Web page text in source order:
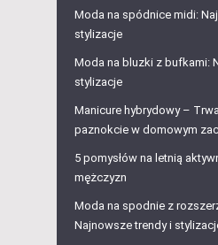
Moda na spódnice midi:
stylizacje
Moda na bluzki z bufkami:
stylizacje
Manicure hybrydowy –
paznokcie w domowym
5 pomysłów na letnią
mężczyzn
Moda na spodnie z
Najnowsze trendy i